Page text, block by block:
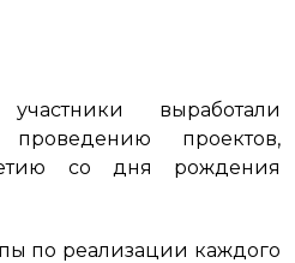
выработали
проектов,
со дня рождения
по реализации каждого